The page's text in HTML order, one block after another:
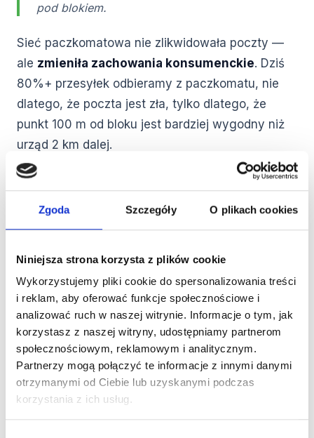
Zgoda Szczegóły O plikach cookies
Niniejsza strona korzysta z plików cookie
Wykorzystujemy pliki cookie do spersonalizowania treści
i reklam, aby oferować funkcje społecznościowe i
analizować ruch w naszej witrynie. Informacje o tym, jak
korzystasz z naszej witryny, udostępniamy partnerom
społecznościowym, reklamowym i analitycznym.
Partnerzy mogą połączyć te informacje z innymi danymi
otrzymanymi od Ciebie lub uzyskanymi podczas
korzystania z ich usług.
pod blokiem.
Sieć paczkomatowa nie zlikwidowała poczty —
ale zmieniła zachowania konsumenckie. Dziś
80%+ przesyłek odbieramy z paczkomatu, nie
dlatego, że poczta jest zła, tylko dlatego, że
punkt 100 m od bloku jest bardziej wygodny niż
urząd 2 km dalej.
Recyklomat osiedlowy realizuje ten sam
uzupełnia go
— w punkcie, do którego
Liczby — co pokazuje
rynek
Pełne polskie dane jeszcze się zbierają (system
działa od października 2025). KIGPR w raporcie z
kwietnia 2026 r. wskazuje, że